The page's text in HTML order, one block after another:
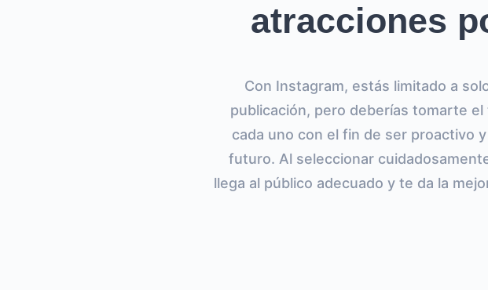
atracciones
Con Instagram, estás limitado a
publicación, pero deberías tomarte
cada uno con el fin de ser proactivo
futuro. Al seleccionar
llega al público adecuado y te da la